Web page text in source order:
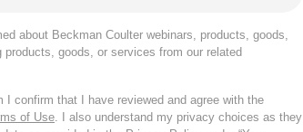
about Beckman Coulter webinars, products, goods,
goods, or services from our related
I confirm that I have reviewed and agree with the
of Use. I also understand my privacy choices as they